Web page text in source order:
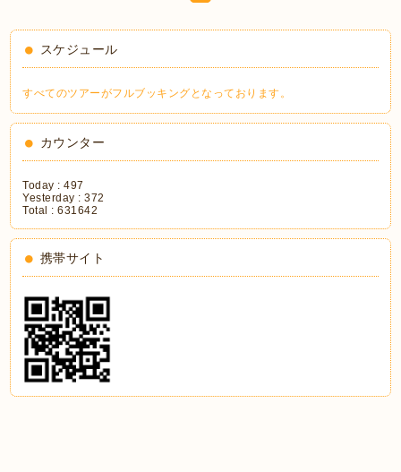
スケジュール
すべてのツアーがフルブッキングとなっております。
カウンター
Today :497
Yesterday :372
Total :631642
携帯サイト